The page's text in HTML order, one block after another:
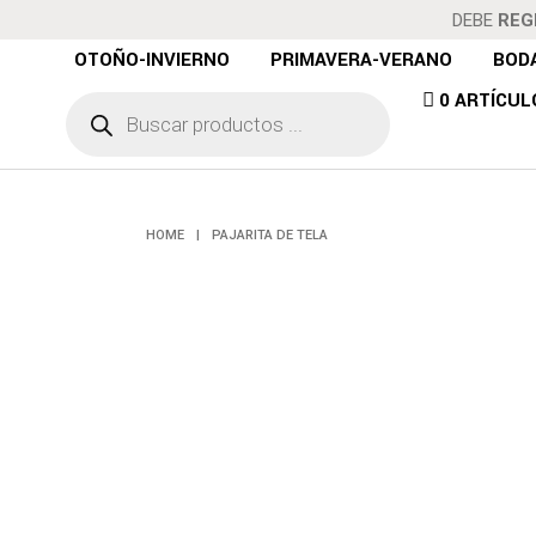
DEBE
OTOÑO-INVIERNO PRIMAVERA-VERANO
productos
0
HOME | PAJARITA DE TELA